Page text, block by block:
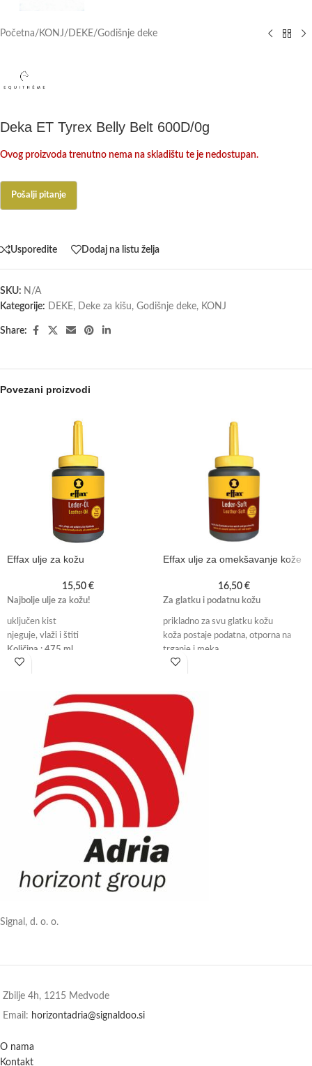
Početna/ KONJ/ DEKE/Godišnje deke
Deka ET Tyrex Belly Belt 600D/0g
Ovog proizvoda trenutno nema na skladištu te je nedostupan.
Usporedite Dodaj na listu želja
SKU: N/A
Kategorije: DEKE, Deke za kišu, Godišnje deke, KONJ
Share:
Povezani proizvodi
Effax ulje za kožu
15,50 €
Najbolje ulje za kožu!
uključen kist
njeguje, vlaži i štiti
Količina : 475 ml
Effax ulje za omekšavanje kože
16,50 €
Za glatku i podatnu kožu
prikladno za svu glatku kožu
koža postaje podatna, otporna na
trganje i meka
Količina: 500 ml
Signal, d. o. o.
Zbilje 4h, 1215 Medvode
Email: horizontadria@signaldoo.si
O nama
Kontakt